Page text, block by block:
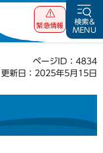
緊急情報
検索&
MENU
ページID：4834
更新日：2025年5月15日